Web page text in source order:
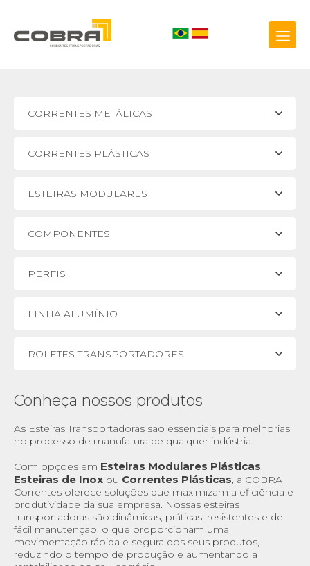
Biblioteca 3D
CORRENTES METÁLICAS
CORRENTES PLÁSTICAS
ESTEIRAS MODULARES
COMPONENTES
PERFIS
LINHA ALUMÍNIO
ROLETES TRANSPORTADORES
Conheça nossos produtos
As Esteiras Transportadoras são essenciais para melhorias
no processo de manufatura de qualquer indústria.
Com opções em Esteiras Modulares Plásticas,
Esteiras de Inox ou Correntes Plásticas, a COBRA
Correntes oferece soluções que maximizam a eficiência e
produtividade da sua empresa. Nossas esteiras
transportadoras são dinâmicas, práticas, resistentes e de
fácil manutenção, o que proporcionam uma
movimentação rápida e segura dos seus produtos,
reduzindo o tempo de produção e aumentando a